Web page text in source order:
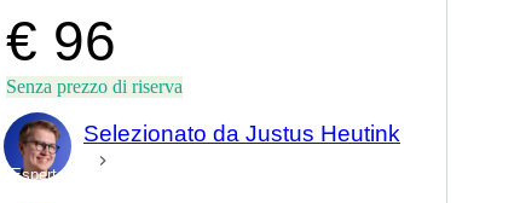
€ 96
Senza prezzo di riserva
Esperto
Selezionato da Justus Heutink